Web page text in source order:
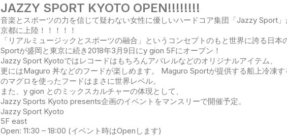
JAZZY SPORT KYOTO OPEN!!!!!!!!
音楽とスポーツの力を信じて疑わない女性に優しいハードコア集団「Jazzy Sport
京都に上陸！！！！！
「リアルミュージックとスポーツの融合」というコンセプトのもと世界に誇る日
Sportが盛岡と東京に続き2018年3月9日にy gion 5Fにオープン！
Jazzy Sport Kyotoではレコードはもちろんアパレルなどのオリジナルアイテム、
更にはMaguro 丼などのフードが楽しめます。 Maguro Sportが提供する船上冷凍
のマグロを使ったフードはまさに世界レベル。
また、y gion とのミックスカルチャーの体現として、
Jazzy Sports Kyoto presents企画のイベントをマンスリーで開催予定。
Jazzy Sport Kyoto
5F east
Open: 11:30 – 18:00 (イベント時はOpenします)